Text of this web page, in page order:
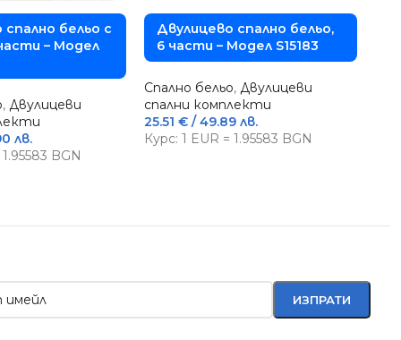
спално бельо с
– Модел
, Двулицеви
лв.
BGN
Двулицево спално бельо,
6 части – Модел S15183
Спално бельо, Двулицеви
спални комплекти
25.51 € / 49.89 лв.
Курс: 1 EUR = 1.95583 BGN